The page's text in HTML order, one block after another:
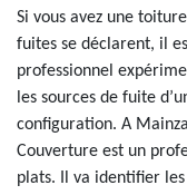
Si vous avez une
fuites se déclarent, il
professionnel
les sources de fuite
configuration. A
Couverture est un
plats. Il va identifier les